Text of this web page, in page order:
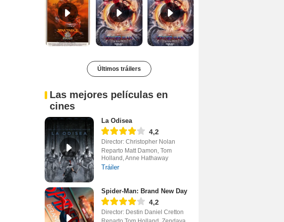
Últimos tráilers
Las mejores películas en
cines
La Odisea
4,2
Director: Christopher Nolan
Reparto Matt Damon, Tom
Holland, Anne Hathaway
Tráiler
Spider-Man: Brand New Day
4,2
Director: Destin Daniel Cretton